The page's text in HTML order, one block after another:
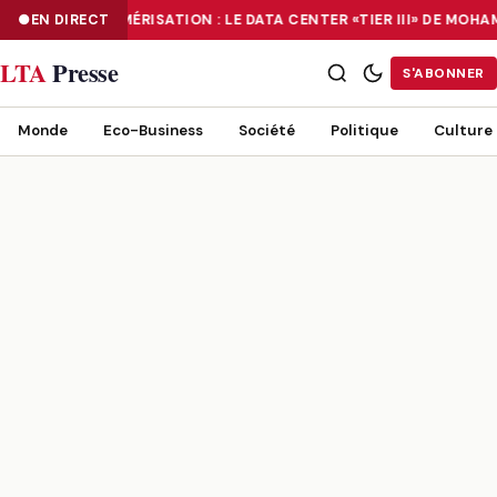
EN DIRECTNUMÉRISATION : LE DATA CENTER «TIER III» DE
NUMÉRISATION : LE DATA CENTER «TIER III» DE MOHAMMADIA, UN
LTAPresse S'ABONNER
Monde Eco-Business Société Politique Culture